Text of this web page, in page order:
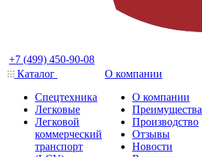
+7 (499) 450-90-08
Каталог
Спецтехника
Легковые
Легковой
коммерческий
транспорт
О компании
О компании
Преимущества
Производство
Отзывы
Новости